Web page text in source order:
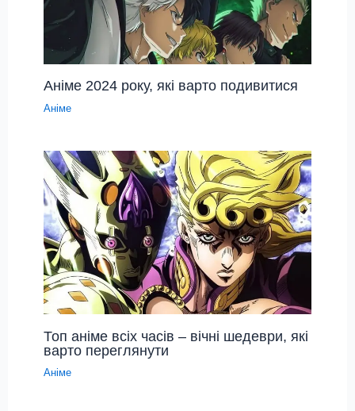
Аніме 2024 року, які варто подивитися
Аніме
Топ аніме всіх часів – вічні шедеври, які
варто переглянути
Аніме